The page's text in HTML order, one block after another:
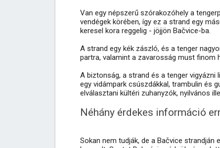
Van egy népszerű szórakozóhely a
vendégek körében, így ez a strand egy
keresel kora reggelig - jöjjön Bačvice-ba.
A strand egy kék zászló, és a tenger
partra, valamint a zavarosság must finom
A biztonság, a strand és a tenger vigyázni
egy vidámpark csúszdákkal, trambulin és
elválasztani kültéri zuhanyzók, nyilvános
Néhány érdekes információ
Sokan nem tudják, de a Bačvice